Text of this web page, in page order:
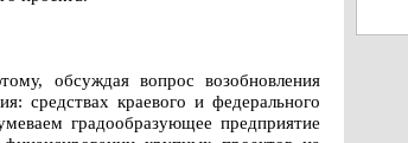
обсуждая вопрос возобновления
средствах краевого и федерального
градообразующее предприятие